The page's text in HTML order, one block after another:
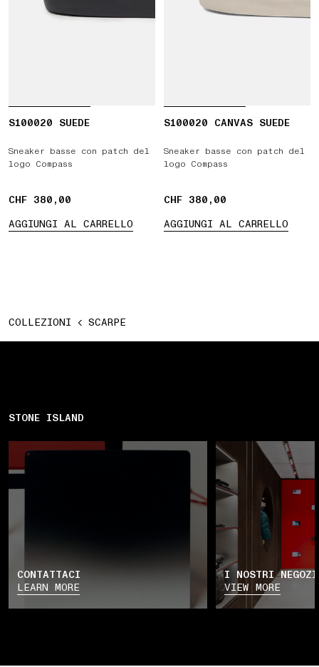
S100020 SUEDE
Sneaker basse con patch del
logo Compass
CHF 380,00
CHF 380,00
AGGIUNGI AL CARRELLO
S100020 CANVAS SUEDE
Sneaker basse con patch del
logo Compass
CHF 380,00
CHF 380,00
AGGIUNGI AL CARRELLO
COLLEZIONI SCARPE
STONE ISLAND
CONTATTACI
LEARN MORE
I NOSTRI NEGOZI
VIEW MORE